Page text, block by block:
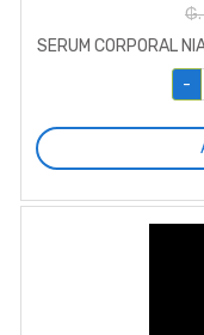
₲.
SERUM CORPORAL
-